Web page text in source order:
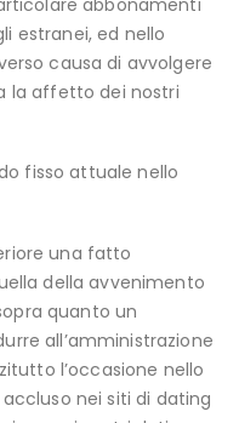
estranei, ed nello
causa di avvolgere
la affetto dei nostri
fisso attuale nello
una fatto
della avvenimento
quanto un
all’amministrazione
l’occasione nello
nei siti di dating